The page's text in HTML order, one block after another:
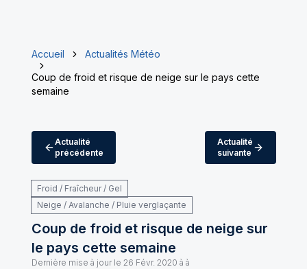
Accueil
Actualités Météo
Coup de froid et risque de neige sur le pays cette
semaine
Actualité
précédente
Actualité
suivante
Froid / Fraîcheur / Gel
Neige / Avalanche / Pluie verglaçante
Coup de froid et risque de neige sur
le pays cette semaine
Dernière mise à jour le 26 Févr. 2020 à à